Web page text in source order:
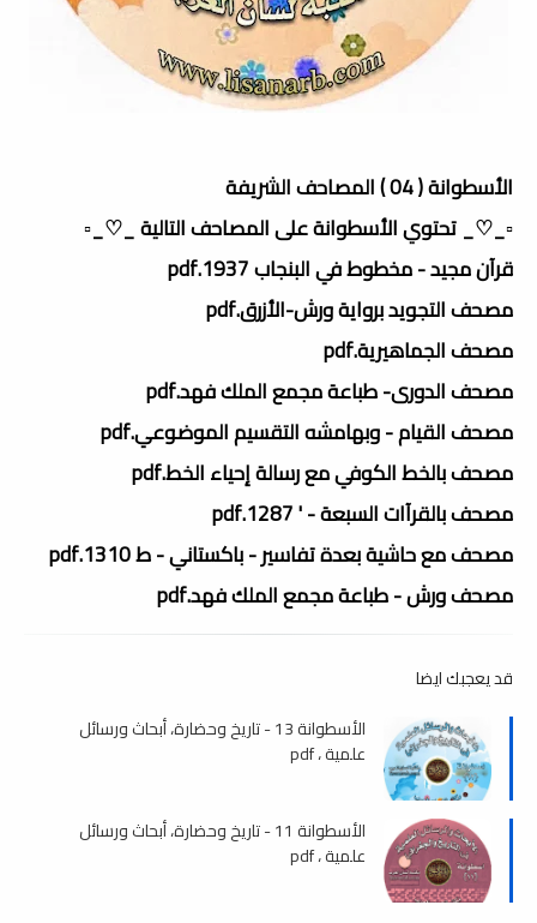
الأسطوانة ( 04 ) المصاحف الشريفة
▫️_♡_ تحتوي الأسطوانة على المصاحف التالية _♡_▫️
قرآن مجيد - مخطوط في البنجاب 1937.pdf
مصحف التجويد برواية ورش-الأزرق.pdf
مصحف الجماهيرية.pdf
مصحف الدورى- طباعة مجمع الملك فهد.pdf
مصحف القيام - وبهامشه التقسيم الموضوعي.pdf
مصحف بالخط الكوفي مع رسالة إحياء الخط.pdf
مصحف بالقرآات السبعة - ' 1287.pdf
مصحف مع حاشية بعدة تفاسير - باكستاني - ط 1310.pdf
مصحف ورش - طباعة مجمع الملك فهد.pdf
قد يعجبك ايضا
الأسطوانة 13 - تاريخ وحضارة، أبحاث ورسائل
علمية ، pdf
الأسطوانة 11 - تاريخ وحضارة، أبحاث ورسائل
علمية ، pdf